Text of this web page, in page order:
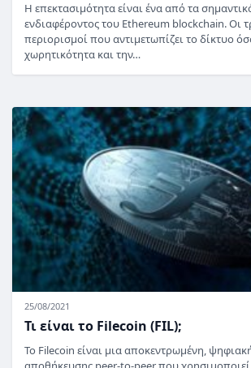
Η επεκτασιμότητα είναι ένα από τα
ενδιαφέροντος του Ethereum blockchain. Οι
περιορισμοί που αντιμετωπίζει το δίκτυο
χωρητικότητα και την…
25/08/2021
Τι είναι το Filecoin (FIL);
Το Filecoin είναι μια αποκεντρωμένη,